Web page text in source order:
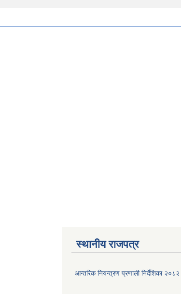
स्थानीय राजपत्र
आन्तरिक नियन्त्रण प्रणाली निर्देशिका २०८२